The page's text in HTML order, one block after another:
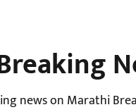
news on Marathi